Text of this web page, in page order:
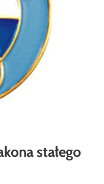
stałego